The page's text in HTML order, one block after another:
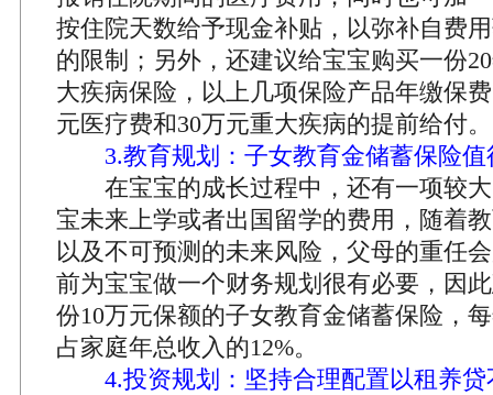
按住院天数给予现金补贴，以弥补自费
的限制；另外，还建议给宝宝购买一份
大疾病保险，以上几项保险产品年缴保
元医疗费和30万元重大疾病的提前给付。
3.教育规划：子女教育金储蓄保险
在宝宝的成长过程中，还有一项较大
宝未来上学或者出国留学的费用，随着
以及不可预测的未来风险，父母的重任
前为宝宝做一个财务规划很有必要，因
份10万元保额的子女教育金储蓄保险，
占家庭年总收入的12%。
4.投资规划：坚持合理配置以租养贷